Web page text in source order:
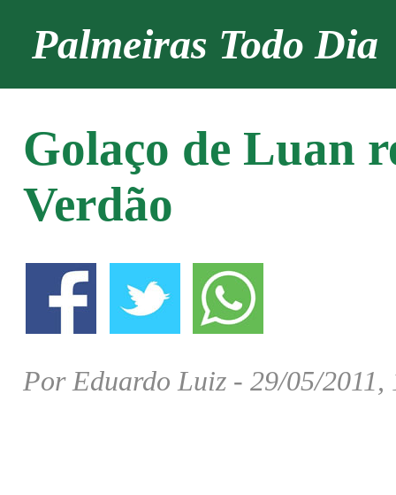
Palmeiras Todo Dia
Golaço de Luan
Verdão
Por Eduardo Luiz - 29/05/2011,